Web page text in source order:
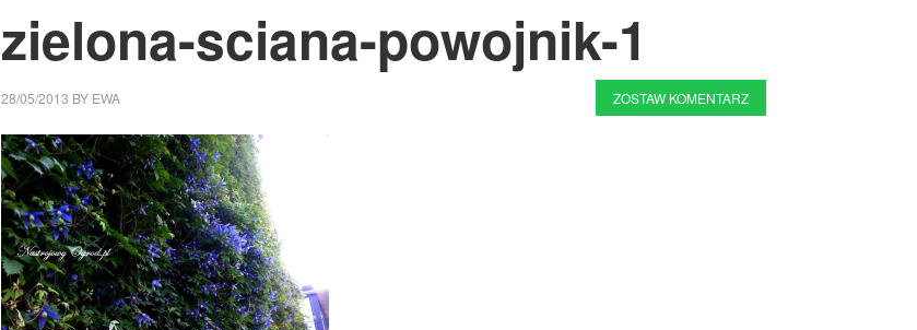
zielona-sciana-powojnik-1
28/05/2013 BY EWA ZOSTAW KOMENTARZ